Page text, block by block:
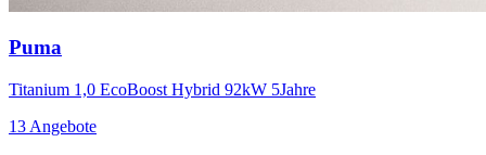
Puma
Titanium 1,0 EcoBoost Hybrid 92kW 5Jahre
13 Angebote